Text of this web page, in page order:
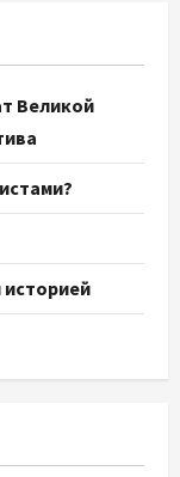
Великой